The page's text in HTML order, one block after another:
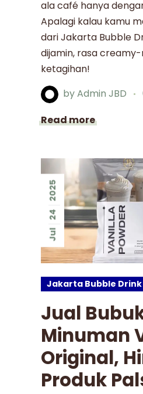
ala café hanya
Apalagi kalau kamu
dari Jakarta Bubble
dijamin, rasa
ketagihan!
byAdmin JBD
Read more
Jul
24
2025
Jakarta Bubble Drink
Jual
Minuman
Original,
Produk